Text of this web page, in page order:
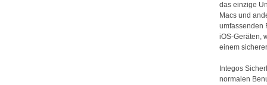
das einzige
Macs und
umfassenden
iOS-Geräten,
einem
Integos
normalen